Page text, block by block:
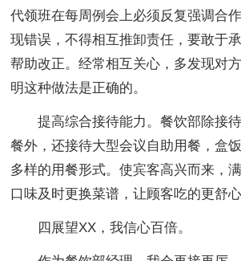
代领班在每周例会上必须反复强调合
现错误，不得相互推卸责任，要敢于
帮助改正。经常相互关心，多发现对
明这种做法是正确的。
提高综合接待能力。餐饮部除接
餐外，还接待大型会议自助用餐，盒
多样的用餐形式。使宾客高兴而来，
口味及时更换菜谱，让顾客吃的更舒心
四展望XX，我信心百倍。